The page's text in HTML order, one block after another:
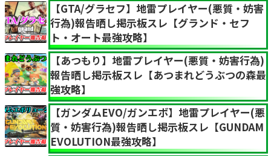
【GTA/グラセフ】地雷プレイヤー(悪質・妨害
行為)報告晒し掲示板スレ【グランド・セフ
ト・オート最強攻略】
【あつもり】地雷プレイヤー(悪質・妨害行為)
報告晒し掲示板スレ【あつまれどうぶつの森最
強攻略】
【ガンダムEVO/ガンエボ】地雷プレイヤー(悪
質・妨害行為)報告晒し掲示板スレ【GUNDAM
EVOLUTION最強攻略】